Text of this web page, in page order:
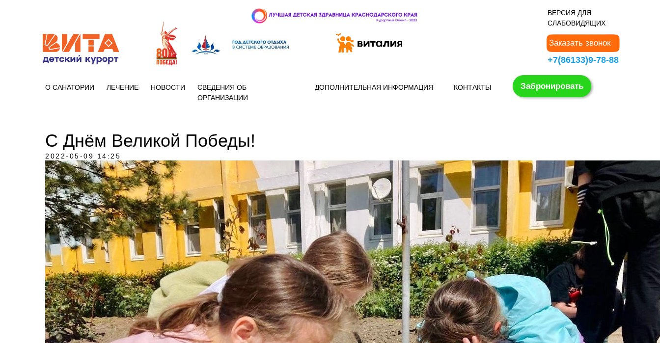
+7 (86133) 97-888 Заказать звонок
+7(86133)9-78-88
ВЕРСИЯ ДЛЯ
СЛАБОВИДЯЩИХ
О САНАТОРИИ Забронировать
КОНТАКТЫ
НОВОСТИ
СВЕДЕНИЯ ОБ
ОРГАНИЗАЦИИ
ДОПОЛНИТЕЛЬНАЯ ИНФОРМАЦИЯ
ЛЕЧЕНИЕ
С Днём Великой Победы!
2022-05-09 14:25